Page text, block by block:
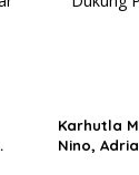
Karhutla
Nino,